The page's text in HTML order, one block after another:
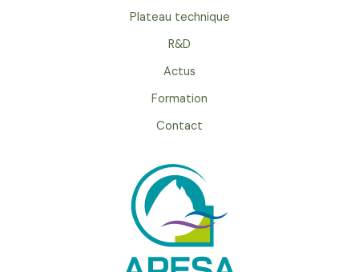
Plateau technique
R&D
Actus
Formation
Contact